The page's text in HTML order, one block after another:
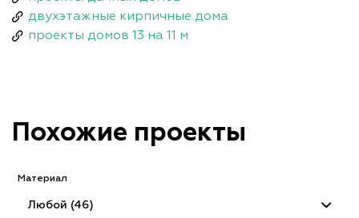
двухэтажные кирпичные дома
проекты домов 13 на 11 м
Похожие проекты
Материал
Любой (46)